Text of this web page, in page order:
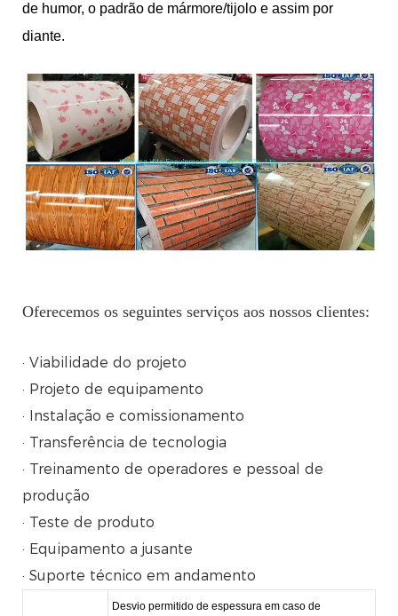
de humor, o padrão de mármore/tijolo e assim por
diante.
Oferecemos os seguintes serviços aos nossos clientes:
· Viabilidade do projeto
· Projeto de equipamento
· Instalação e comissionamento
· Transferência de tecnologia
· Treinamento de operadores e pessoal de
produção
· Teste de produto
· Equipamento a jusante
· Suporte técnico em andamento
Desvio permitido de espessura em caso de